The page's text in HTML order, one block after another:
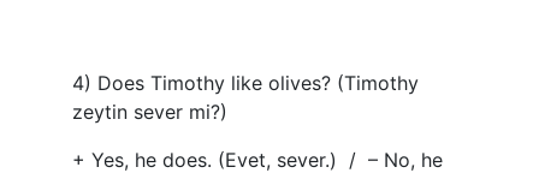
4) Does Timothy like olives? (Timothy
zeytin sever mi?)
+ Yes, he does. (Evet, sever.) / – No, he